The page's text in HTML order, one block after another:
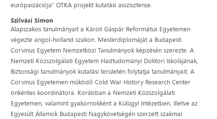
európaizációja” OTKA projekt kutatási asszisztense.
Szilvási Simon
Alapszakos tanulmányait a Károli Gáspár Református Egyetemen
végezte angol-holland szakon. Mesterdiplomáját a Budapesti
Corvinus Egyetem Nemzetközi Tanulmányok képzésén szerezte. A
Nemzeti Közszolgálati Egyetem Hadtudományi Doktori Iskolájának,
Biztonsági tanulmányok kutatási területén folytatja tanulmányait. A
Corvinus Egyetemen működő Cold War History Research Center
önkéntes koordinátora. Korábban a Nemzeti Közszolgálati
Egyetemen, valamint gyakornokként a Külügyi Intézetben, illetve az
Egyesült Államok Budapesti Nagykövetségén szerzett szakmai